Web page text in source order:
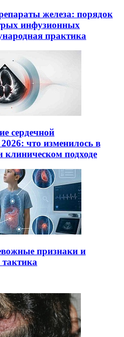
железа: порядок
инфузионных
практика
сердечной
что изменилось в
клиническом подходе
признаки и
тактика